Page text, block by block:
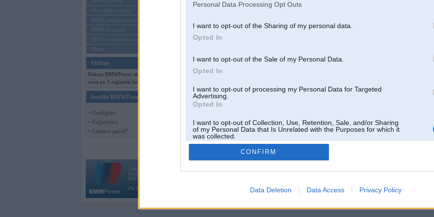
Personal Data Processing Opt Outs
I want to opt-out of the Sharing of my personal data.
Opted In
I want to opt-out of the Sale of my Personal Data.
Opted In
I want to opt-out of processing my Personal Data for Targeted
Advertising.
Opted In
I want to opt-out of Collection, Use, Retention, Sale, and/or Sharing
of my Personal Data that Is Unrelated with the Purposes for which it
was collected.
Opted Out
CONFIRM
Data Deletion Data Access Privacy Policy
Sērijveida tūnings
BMW pasaules jaunumi
BMW koncepti
BMW konkurentu jaunumi
Moto
Online
Pašreiz BMWPower skatās 523
viesi un 3 reģistrēti lietotāji.
Ienākt BMWPower
• Pieslēgties
• Reģistrēties
• Aizmirsi paroli?
Vortāls BMWPower.lv darbojas
kopš 2002. gada 14. maija. Tas nav auto klubs un nav saistīts ar
BMW AG.
Par BMWPower